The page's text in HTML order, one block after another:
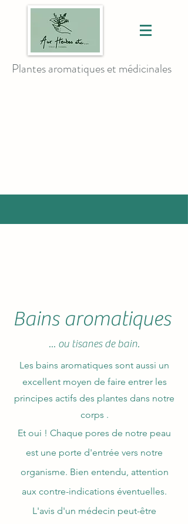
Plantes aromatiques et médicinales
Bains aromatiques
... ou tisanes de bain.
Les bains aromatiques sont aussi un
excellent moyen de faire entrer les
principes actifs des plantes dans notre
corps .
Et oui ! Chaque pores de notre peau
est une porte d'entrée vers notre
organisme. Bien entendu, attention
aux contre-indications éventuelles.
L'avis d'un médecin peut-être